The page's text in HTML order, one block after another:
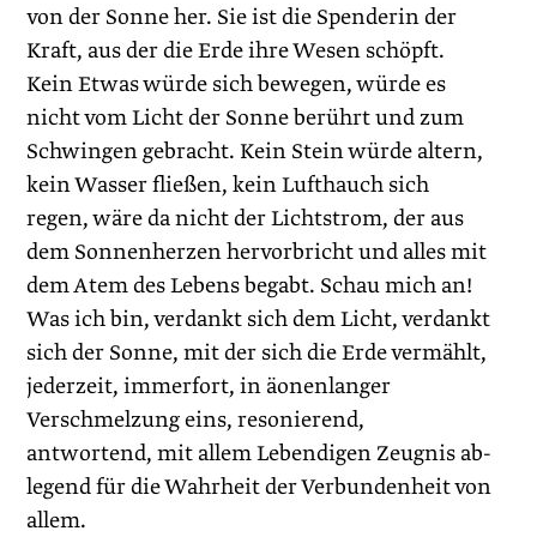
von der Sonne her. Sie ist die Spenderin der
Kraft, aus der die Erde ihre Wesen schöpft.
Kein Etwas würde sich bewegen, würde es
nicht vom Licht der Sonne berührt und zum
Schwingen gebracht. Kein Stein würde altern,
kein Wasser fließen, kein Lufthauch sich
regen, wäre da nicht der Lichtstrom, der aus
dem Sonnenherzen hervorbricht und alles mit
dem Atem des Lebens begabt. Schau mich an!
Was ich bin, verdankt sich dem Licht, verdankt
sich der Sonne, mit der sich die Erde vermählt,
jederzeit, immerfort, in äonenlanger
Verschmelzung eins, resonierend,
antwortend, mit allem Lebendigen Zeugnis ab­
legend für die Wahrheit der Verbundenheit von
allem.